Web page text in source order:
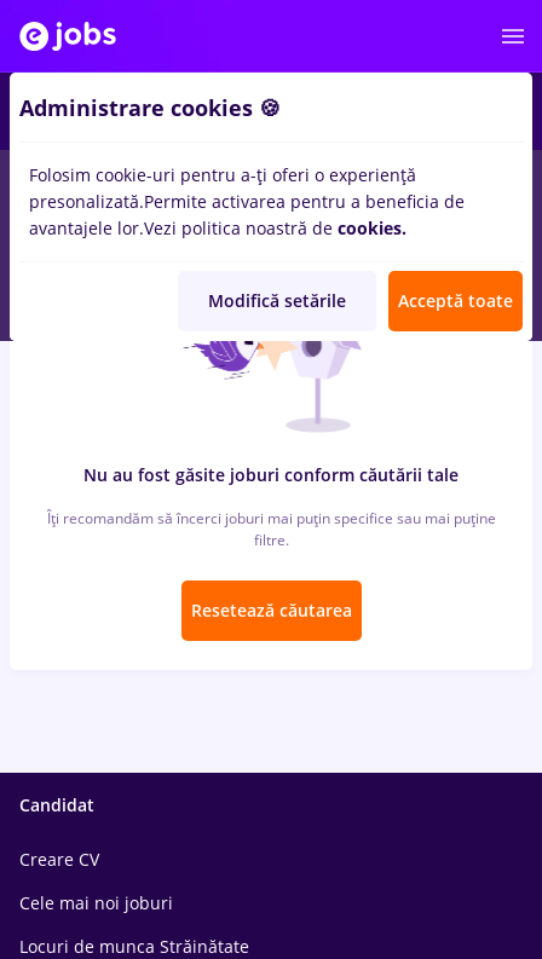
locuri de muncacu salarii samsung, Full timepentru
experientainTransport / Distributie, IT / Telecom
Nu au fost găsite joburi conform căutării tale
Îți recomandăm să încerci joburi mai puțin specifice sau mai puține
filtre.
Resetează căutarea
Candidat
Creare CV
Cele mai noi joburi
Locuri de munca Străinătate
Administrare cookies 🍪
Folosim cookie-uri pentru a-ți oferi o experiență
presonalizată.Permite activarea pentru a beneficia de
avantajele lor.Vezi politica noastră de cookies.
Modifică setările Acceptă toate